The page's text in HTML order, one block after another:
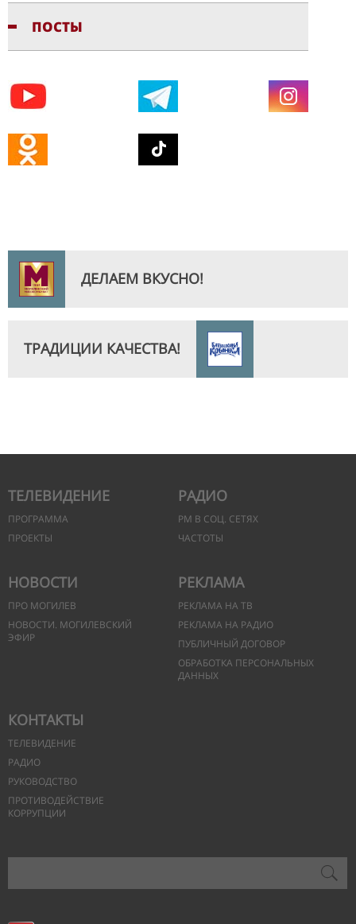
ПОСТЫ
ДЕЛАЕМ ВКУСНО!
ТРАДИЦИИ КАЧЕСТВА!
ТЕЛЕВИДЕНИЕ
ПРОГРАММА
ПРОЕКТЫ
РАДИО
РМ В СОЦ. СЕТЯХ
ЧАСТОТЫ
НОВОСТИ
ПРО МОГИЛЕВ
НОВОСТИ. МОГИЛЕВСКИЙ
ЭФИР
РЕКЛАМА
РЕКЛАМА НА ТВ
РЕКЛАМА НА РАДИО
ПУБЛИЧНЫЙ ДОГОВОР
ОБРАБОТКА ПЕРСОНАЛЬНЫХ
ДАННЫХ
КОНТАКТЫ
ТЕЛЕВИДЕНИЕ
РАДИО
РУКОВОДСТВО
ПРОТИВОДЕЙСТВИЕ
КОРРУПЦИИ